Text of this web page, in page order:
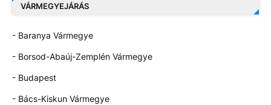
VÁRMEGYEJÁRÁS
- Baranya Vármegye
- Borsod-Abaúj-Zemplén Vármegye
- Budapest
- Bács-Kiskun Vármegye